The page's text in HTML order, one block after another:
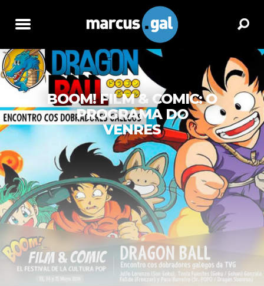
BOOM! FILM & COMIC: O
PROGRAMA DO
VENRES